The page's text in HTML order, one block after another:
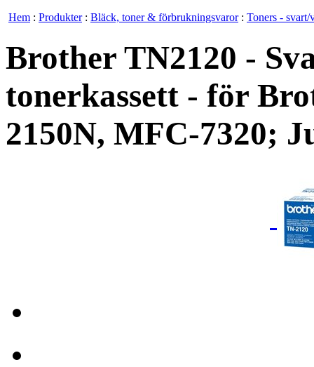
Hem : Produkter: Bläck, toner & förbrukningsvaror: Toners - svart/
Brother TN2120 -
tonerkassett - för
2150N, MFC-7320;